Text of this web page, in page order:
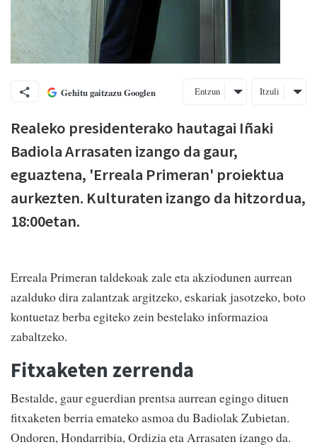
Gehitu gaitzazu Googlen Entzun Itzuli
Realeko presidenterako hautagai Iñaki
Badiola Arrasaten izango da gaur,
eguaztena, 'Erreala Primeran' proiektua
aurkezten. Kulturaten izango da hitzordua,
18:00etan.
Erreala Primeran taldekoak zale eta akziodunen aurrean
azalduko dira zalantzak argitzeko, eskariak jasotzeko, boto
kontuetaz berba egiteko zein bestelako informazioa
zabaltzeko.
Fitxaketen zerrenda
Bestalde, gaur eguerdian prentsa aurrean egingo dituen
fitxaketen berria emateko asmoa du Badiolak Zubietan.
Ondoren, Hondarribia, Ordizia eta Arrasaten izango da.